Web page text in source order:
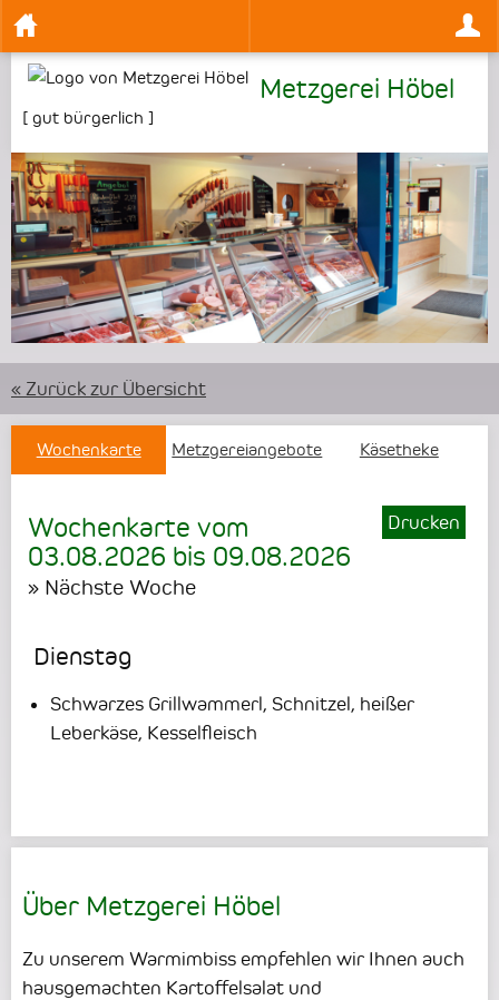
Metzgerei Höbel
[ gut bürgerlich ]
•
« Zurück zur Übersicht
Wochenkarte Metzgereiangebote Käsetheke
Drucken
Wochenkarte vom
03.08.2026 bis 09.08.2026
» Nächste Woche
Dienstag
Schwarzes Grillwammerl, Schnitzel, heißer
Leberkäse, Kesselfleisch
Über Metzgerei Höbel
Zu unserem Warmimbiss empfehlen wir Ihnen auch
hausgemachten Kartoffelsalat und